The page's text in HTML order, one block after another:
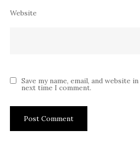
Website
Save my name, email, and website
next time I comment.